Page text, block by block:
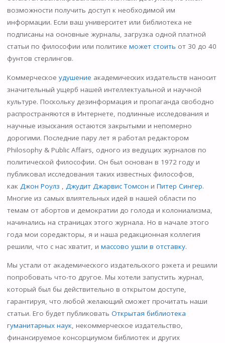
возможности получить доступ к необходимой им
информации. Если ваш университет или библиотека не
подписаны на основные журналы, загрузка одной платной
статьи по философии или политике может стоить от 30 до 40
фунтов стерлингов.
Коммерческое удушение академических издательств наносит
значительный ущерб нашей интеллектуальной и научной
культуре. Поскольку дезинформация и пропаганда свободно
распространяются в Интернете, подлинные исследования и
научные изыскания остаются закрытыми и непомерно
дорогими. Последние пару лет я работал редактором
Philosophy & Public Affairs, одного из ведущих журналов по
политической философии. Он был основан в 1972 году и
публиковал исследования таких известных философов,
как Джон Роулз , Джудит Джарвис Томсон и Питер Сингер.
Многие из самых влиятельных идей в нашей области по
темам от абортов и демократии до голода и колониализма,
начинались на страницах этого журнала. Но в начале этого
года мои соредакторы, я и наша редакционная коллегия
решили, что с нас хватит, и массово ушли в отставку.
Мы устали от академического издательского рэкета и решили
попробовать что-то другое. Мы хотели запустить журнал,
который был бы действительно в открытом доступе,
гарантируя, что любой желающий сможет прочитать наши
статьи. Его будет публиковать Открытая библиотека
гуманитарных наук, некоммерческое издательство,
финансируемое консорциумом библиотек и других